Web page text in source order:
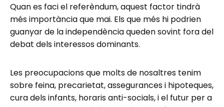
Quan es faci el referèndum, aquest factor tindrà
més importància que mai. Els que més hi podrien
guanyar de la independència queden sovint fora del
debat dels interessos dominants.
Les preocupacions que molts de nosaltres tenim
sobre feina, precarietat, assegurances i hipoteques,
cura dels infants, horaris anti-socials, i el futur per a